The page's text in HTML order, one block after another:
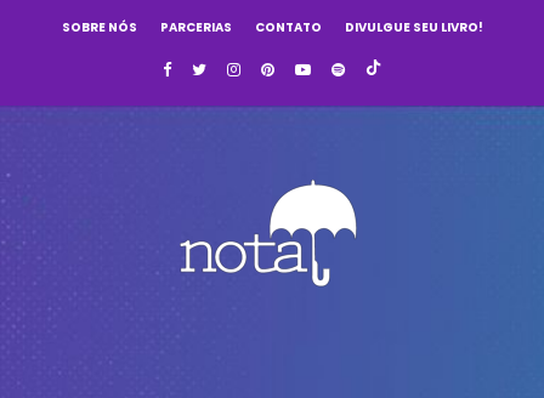
SOBRE NÓS PARCERIAS CONTATO DIVULGUE SEU LIVRO!